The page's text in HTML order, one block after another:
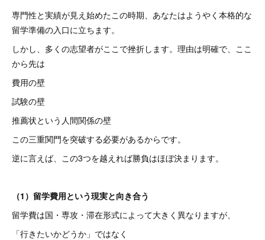
専門性と実績が見え始めたこの時期、あなたはようやく本格的な
留学準備の入口に立ちます。
しかし、多くの志望者がここで挫折します。理由は明確で、ここ
から先は
費用の壁
試験の壁
推薦状という人間関係の壁
この三重関門を突破する必要があるからです。
逆に言えば、この3つを越えれば勝負はほぼ決まります。
（1）留学費用という現実と向き合う
留学費は国・専攻・滞在形式によって大きく異なりますが、
「行きたいかどうか」ではなく